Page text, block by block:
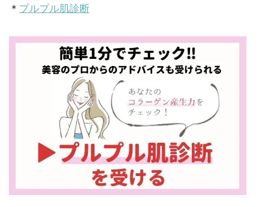
＊ プルプル肌診断